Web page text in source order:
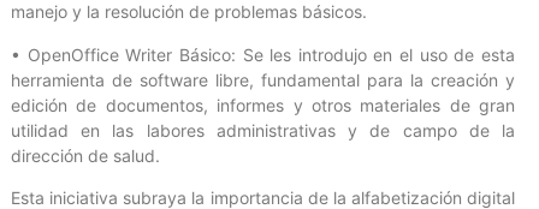
manejo y la resolución de problemas básicos.
• OpenOffice Writer Básico: Se les introdujo en el uso de esta
herramienta de software libre, fundamental para la creación y
edición de documentos, informes y otros materiales de gran
utilidad en las labores administrativas y de campo de la
dirección de salud.
Esta iniciativa subraya la importancia de la alfabetización digital